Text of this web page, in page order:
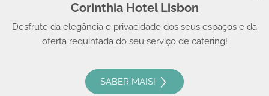
Corinthia Hotel Lisbon
Desfrute da elegância e privacidade dos seus espaços e da
oferta requintada do seu serviço de catering!
SABER MAIS!
© 2008 - 2026, Zankyou